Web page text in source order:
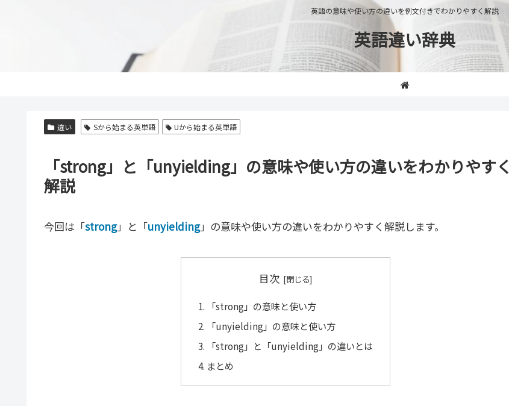
英語の意味や使い方の違いを例文付きでわかりやすく解説
英語違い辞典
違い Sから始まる英単語 Uから始まる英単語
「strong」と「unyielding」の意味や使い方の違いをわかりやすく
解説
今回は「strong」と「unyielding」の意味や使い方の違いをわかりやすく解説します。
目次
「strong」の意味と使い方
「unyielding」の意味と使い方
「strong」と「unyielding」の違いとは
まとめ